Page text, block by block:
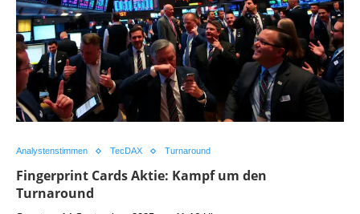
Analystenstimmen TecDAX Turnaround
Fingerprint Cards Aktie: Kampf um den
Turnaround